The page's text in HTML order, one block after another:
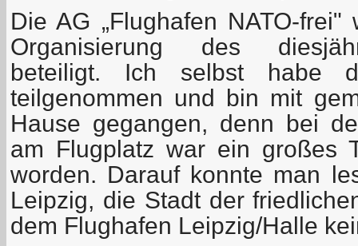
Die AG „Flughafen NATO-
Organisierung des
beteiligt. Ich selbst habe
teilgenommen und bin mit
Hause gegangen, denn bei
am Flugplatz war ein großes
worden. Darauf konnte man
Leipzig, die Stadt der
dem Flughafen Leipzig/Halle